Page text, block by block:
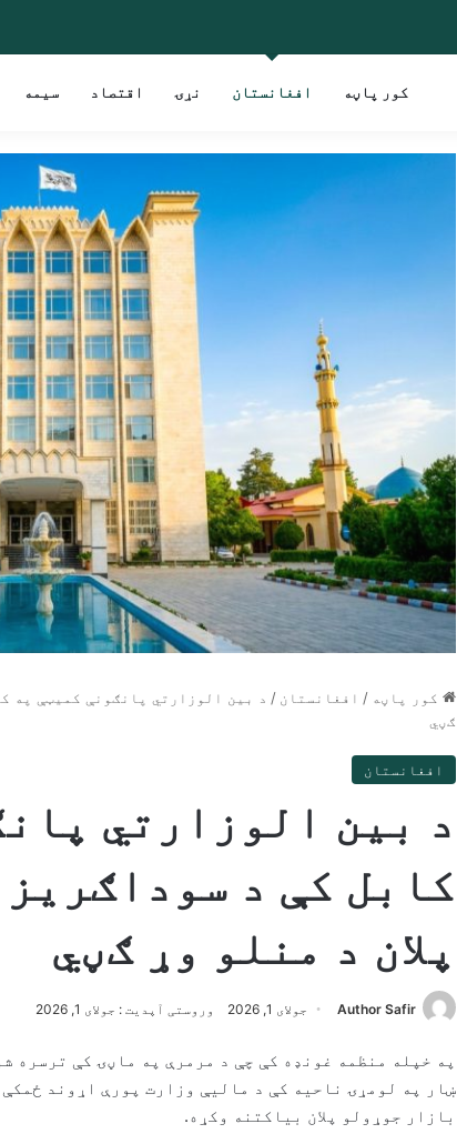
کور پاڼه افغانستان نړۍ اقتصاد سیمه
کور پاڼه / افغانستان / د بین الوزارتي پانګونې کمیټې په
ګڼي
افغانستان
د بین الوزارتي
کابل کې د
پلان د منلو وړ ګڼي
Author Safir جولای 1, 2026 وروستی آپدیت : جولای 1, 2026
په خپله منظمه غونډه کې چې د مرمرې په ماڼۍ کې ترسره
ښار په لومړۍ ناحیه کې د مالیې وزارت پورې اړوند
بازار جوړولو پلان بیاکتنه وکړه.